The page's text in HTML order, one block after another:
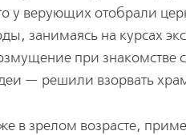
у верующих отобрали
занимаясь на курсах
при знакомстве
— решили взорвать
в зрелом возрасте,